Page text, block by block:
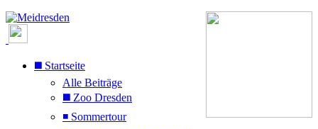
◼️ Startseite
Alle Beiträge
◼️ Zoo Dresden
◾ Sommertour